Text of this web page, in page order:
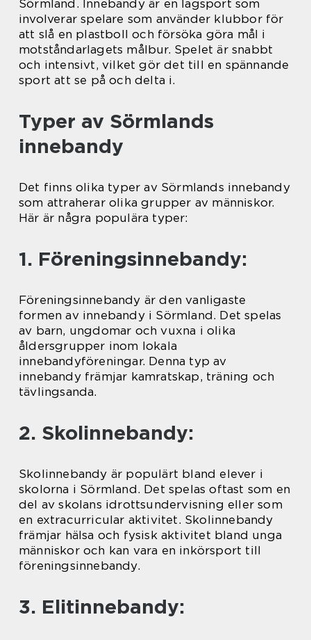
Sörmland. Innebandy är en lagsport som
involverar spelare som använder klubbor för
att slå en plastboll och försöka göra mål i
motståndarlagets målbur. Spelet är snabbt
och intensivt, vilket gör det till en spännande
sport att se på och delta i.
Typer av Sörmlands
innebandy
Det finns olika typer av Sörmlands innebandy
som attraherar olika grupper av människor.
Här är några populära typer:
1. Föreningsinnebandy:
Föreningsinnebandy är den vanligaste
formen av innebandy i Sörmland. Det spelas
av barn, ungdomar och vuxna i olika
åldersgrupper inom lokala
innebandyföreningar. Denna typ av
innebandy främjar kamratskap, träning och
tävlingsanda.
2. Skolinnebandy:
Skolinnebandy är populärt bland elever i
skolorna i Sörmland. Det spelas oftast som en
del av skolans idrottsundervisning eller som
en extracurricular aktivitet. Skolinnebandy
främjar hälsa och fysisk aktivitet bland unga
människor och kan vara en inkörsport till
föreningsinnebandy.
3. Elitinnebandy: